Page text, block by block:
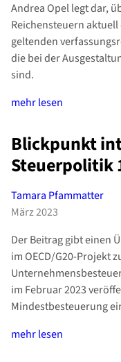
Andrea Opel legt dar,
Reichensteuern
geltenden
die bei der
sind.
mehr lesen
Blickpunkt
Steuerpolitik
Tamara Pfammatter
März 2023
Der Beitrag gibt einen
im OECD/G20-Projekt
im Februar 2023
Mindestbesteuerung
mehr lesen